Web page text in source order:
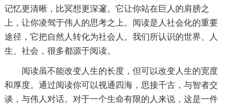
记忆更清晰，比冥想更深邃。它让你站在巨人的肩膀之
上，让你凌驾于伟人的思考之上。阅读是人社会化的重要
途径，它把自然人转化为社会人。我们所认识的世界、人
生、社会，很多都源于阅读。
阅读虽不能改变人生的长度，但可以改变人生的宽度
和厚度。通过阅读你可以视通四海，思接千古，与智者交
谈，与伟人对话。对于一个生命有限的人来说，这是一件